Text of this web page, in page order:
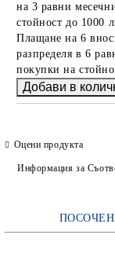
на 3 равни
стойност до 1000
Плащане на 6
разпределя в 6
покупки на
Оцени продукта
Информация за